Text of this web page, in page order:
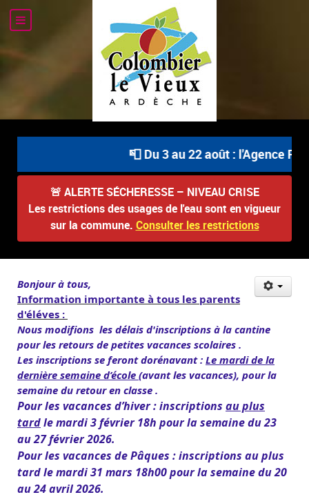
📮 Du 3 au 22 août : l'Agence
🚨 ALERTE SÉCHERESSE – NIVEAU CRISE
Les restrictions des usages de l'eau sont en vigueur
sur la commune. Consulter les restrictions
Bonjour à tous,
Information importante à tous les parents
d'éléves :
Nous modifions les délais d'inscriptions à la cantine
pour les retours de petites vacances scolaires .
Les inscriptions se feront dorénavant : Le mardi de la
dernière semaine d’école (avant les vacances), pour la
semaine du retour en classe .
Pour les vacances d’hiver : inscriptions au plus
tardle mardi 3 février 18h pour la semaine du 23
au 27 février 2026.
Pour les vacances de Pâques : inscriptions au plus
tard le mardi 31 mars 18h00 pour la semaine du 20
au 24 avril 2026.